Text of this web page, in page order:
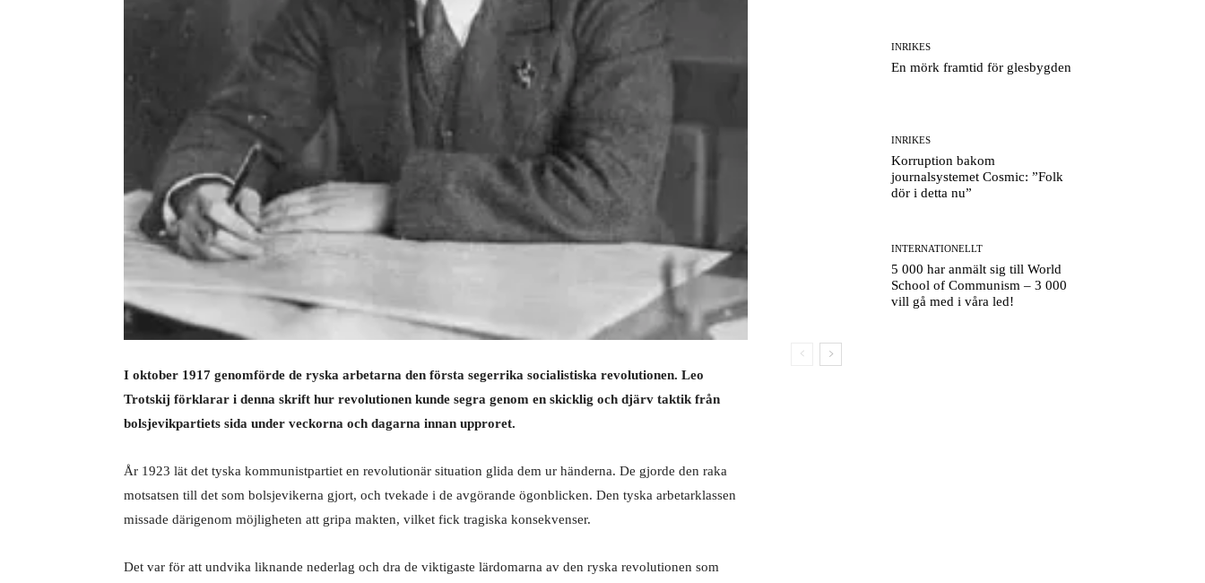
I oktober 1917 genomförde de ryska arbetarna den första segerrika socialistiska revolutionen. Leo
Trotskij förklarar i denna skrift hur revolutionen kunde segra genom en skicklig och djärv taktik från
bolsjevikpartiets sida under veckorna och dagarna innan upproret.
År 1923 lät det tyska kommunistpartiet en revolutionär situation glida dem ur händerna. De gjorde den raka
motsatsen till det som bolsjevikerna gjort, och tvekade i de avgörande ögonblicken. Den tyska arbetarklassen
missade därigenom möjligheten att gripa makten, vilket fick tragiska konsekvenser.
Det var för att undvika liknande nederlag och dra de viktigaste lärdomarna av den ryska revolutionen som
INRIKES
En mörk framtid för glesbygden
INRIKES
Korruption bakom
journalsystemet Cosmic: ”Folk
dör i detta nu”
INTERNATIONELLT
5 000 har anmält sig till World
School of Communism – 3 000
vill gå med i våra led!